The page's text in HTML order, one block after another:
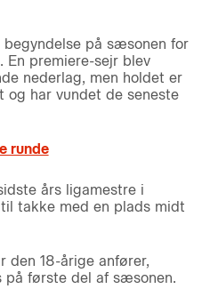
på sæsonen for
En premiere-sejr blev
nederlag, men holdet er
og har vundet de seneste
runde
års ligamestre i
takke med en plads midt
den 18-årige anfører,
på første del af sæsonen.